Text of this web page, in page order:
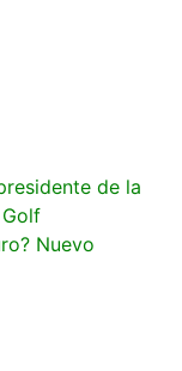
de la
Nuevo